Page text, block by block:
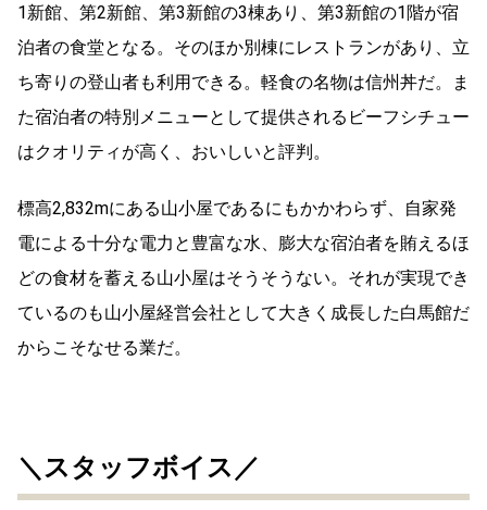
1新館、第2新館、第3新館の3棟あり、第3新館の1階が宿
泊者の食堂となる。そのほか別棟にレストランがあり、立
ち寄りの登山者も利用できる。軽食の名物は信州丼だ。ま
た宿泊者の特別メニューとして提供されるビーフシチュー
はクオリティが高く、おいしいと評判。
標高2,832mにある山小屋であるにもかかわらず、自家発
電による十分な電力と豊富な水、膨大な宿泊者を賄えるほ
どの食材を蓄える山小屋はそうそうない。それが実現でき
ているのも山小屋経営会社として大きく成長した白馬館だ
からこそなせる業だ。
＼スタッフボイス／